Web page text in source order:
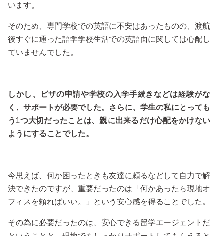
います。
そのため、専門学校での英語に不安はあったものの、渡航
後すぐに通った語学学校生活での英語面に関しては心配し
ていませんでした。
しかし、ビザの申請や学校の入学手続きなどは経験がな
く、サポートが必要でした。さらに、学生の私にとっても
う1つ大切だったことは、親に出来るだけ心配をかけない
ようにすることでした。
今思えば、何か困ったときも友達に頼るなどして自力で解
決できたのですが、重要だったのは「何かあったら現地オ
フィスを頼ればいい。」という安心感を得ることでした。
その為に必要だったのは、安心できる留学エージェントだ